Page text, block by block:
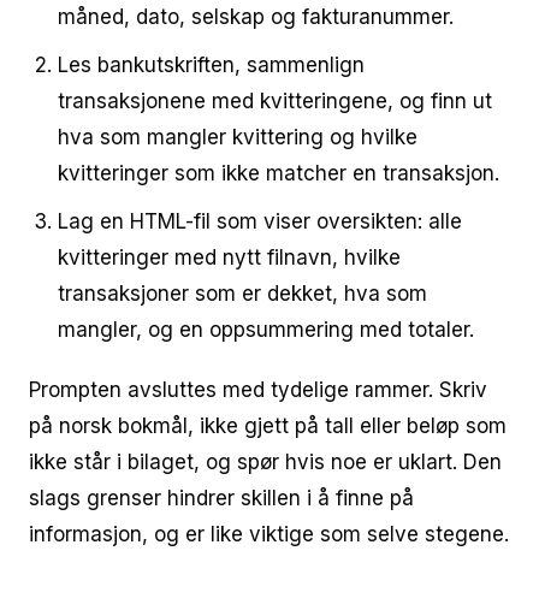
måned, dato, selskap og fakturanummer.
Les bankutskriften, sammenlign
transaksjonene med kvitteringene, og finn ut
hva som mangler kvittering og hvilke
kvitteringer som ikke matcher en transaksjon.
Lag en HTML-fil som viser oversikten: alle
kvitteringer med nytt filnavn, hvilke
transaksjoner som er dekket, hva som
mangler, og en oppsummering med totaler.
Prompten avsluttes med tydelige rammer. Skriv
på norsk bokmål, ikke gjett på tall eller beløp som
ikke står i bilaget, og spør hvis noe er uklart. Den
slags grenser hindrer skillen i å finne på
informasjon, og er like viktige som selve stegene.